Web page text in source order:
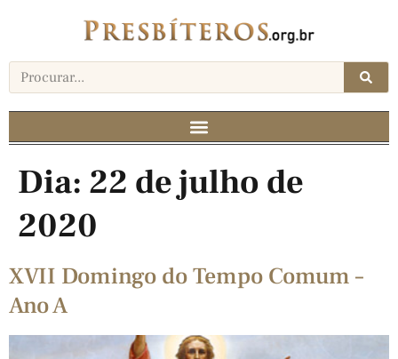
Dia: 22 de julho de
2020
XVII Domingo do Tempo Comum –
Ano A